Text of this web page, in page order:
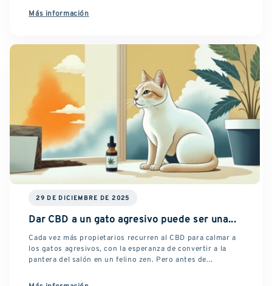
Más información
29 DE DICIEMBRE DE 2025
Dar CBD a un gato agresivo puede ser una...
Cada vez más propietarios recurren al CBD para calmar a
los gatos agresivos, con la esperanza de convertir a la
pantera del salón en un felino zen. Pero antes de...